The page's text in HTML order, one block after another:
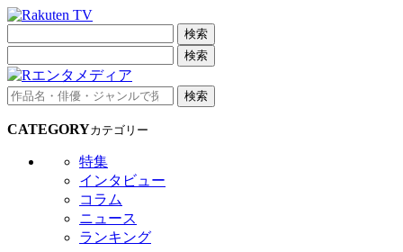
検索
検索
検索
CATEGORYカテゴリー
特集
インタビュー
コラム
ニュース
ランキング